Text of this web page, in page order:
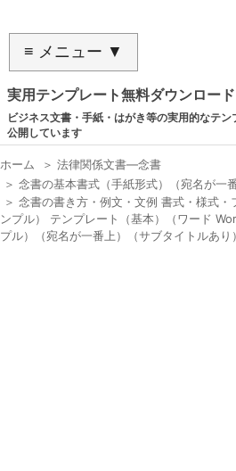
≡ メニュー ▼
実用テンプレート無料ダウンロー
ビジネス文書・手紙・はがき等の実用的なテ
公開しています
ホーム ＞ 法律関係文書―念書
＞ 念書の基本書式（手紙形式）（宛名が一
＞ 念書の書き方・例文・文例 書式・様式
ンプル） テンプレート（基本）（ワード
プル）（宛名が一番上）（サブタイトルあり